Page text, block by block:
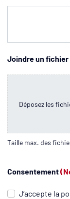
Joindre un fichier
Déposez les
Taille max. des
Consentement
J’accepte la